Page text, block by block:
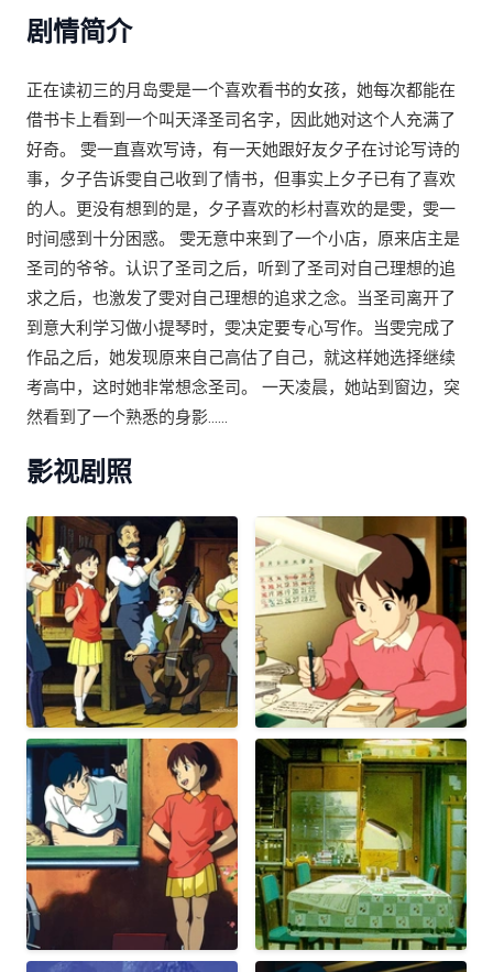
剧情简介
正在读初三的月岛雯是一个喜欢看书的女孩，她每次都能在
借书卡上看到一个叫天泽圣司名字，因此她对这个人充满了
好奇。 雯一直喜欢写诗，有一天她跟好友夕子在讨论写诗的
事，夕子告诉雯自己收到了情书，但事实上夕子已有了喜欢
的人。更没有想到的是，夕子喜欢的杉村喜欢的是雯，雯一
时间感到十分困惑。 雯无意中来到了一个小店，原来店主是
圣司的爷爷。认识了圣司之后，听到了圣司对自己理想的追
求之后，也激发了雯对自己理想的追求之念。当圣司离开了
到意大利学习做小提琴时，雯决定要专心写作。当雯完成了
作品之后，她发现原来自己高估了自己，就这样她选择继续
考高中，这时她非常想念圣司。 一天凌晨，她站到窗边，突
然看到了一个熟悉的身影……
影视剧照